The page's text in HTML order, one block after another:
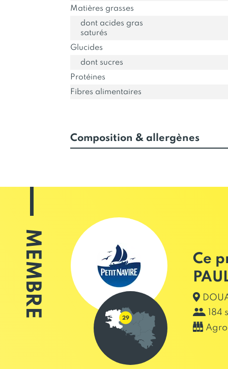
Matières grasses
dont acides gras
saturés
Glucides
dont sucres
Protéines
Fibres alimentaires
Composition & allergènes
MEMBRE
Ce
184